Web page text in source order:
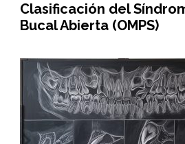
Clasificación del
Bucal Abierta (OMPS)